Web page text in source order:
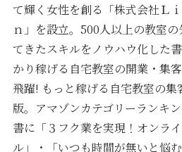
て輝く女性を創る「株式会社Ｌ
ｎ」を設立。500人以上の教室
てきたスキルをノウハウ化した
かり稼げる自宅教室の開業・集
飛躍! もっと稼げる自宅教室の
版。アマゾンカテゴリーランキ
書に「３フク業を実現！オンラ
ル」・「いつも時間が無いと悩